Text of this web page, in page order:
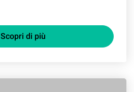
Scopri di più